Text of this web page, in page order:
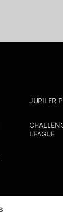
JUPILER
LEAGUE